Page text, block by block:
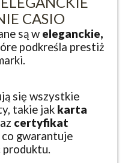
CASIO
są w eleganckie,
podkreśla prestiż
się wszystkie
takie jak karta
certyfikat
co gwarantuje
produktu.